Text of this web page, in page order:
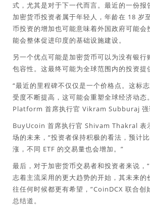
式，尤其是对于下一代而言。最近的一份报
加密货币投资者属于年轻人，年龄在 18 岁
币投资的增加也可能意味着外国政府可能会
能会整体促进印度的基础设施建设。
另一个优点可能是加密货币可以为没有银行
包容性。这最终可能为全球范围内的投资提
“最近的里程碑不仅仅是一个价格点。这标
受度不断提高，这可能会重塑全球经济动
Platform 首席执行官 Vikram Subburaj 强
BuyUcoin 首席执行官 Shivam Thakral 表
场的未来，“投资者保持积极的看法，预计
涨，不同 ETF 的交易量也会增加。”
最后，对于加密货币交易者和投资者来说，
志着主流采用的更大趋势的开始，其未来的
往任何时候都更有希望，”CoinDCX 联合
总结道。